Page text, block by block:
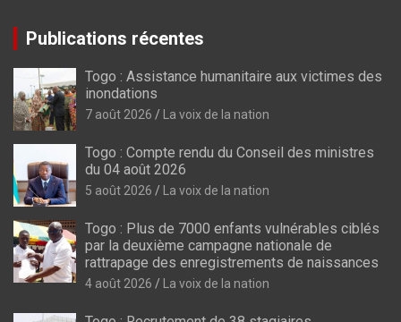
Publications récentes
Togo : Assistance humanitaire aux victimes des
inondations
7 août 2026 La voix de la nation
Togo : Compte rendu du Conseil des ministres
du 04 août 2026
5 août 2026 La voix de la nation
Togo : Plus de 7000 enfants vulnérables ciblés
par la deuxième campagne nationale de
rattrapage des enregistrements de naissances
4 août 2026 La voix de la nation